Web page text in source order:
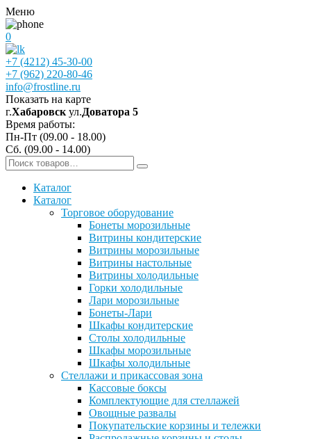
Меню
0
+7 (4212) 45-30-00
+7 (962) 220-80-46
info@frostline.ru
Показать на карте
г.Хабаровск ул.Доватора 5
Время работы:
Пн-Пт (09.00 - 18.00)
Сб. (09.00 - 14.00)
Каталог
Каталог
Торговое оборудование
Бонеты морозильные
Витрины кондитерские
Витрины морозильные
Витрины настольные
Витрины холодильные
Горки холодильные
Лари морозильные
Бонеты-Лари
Шкафы кондитерские
Столы холодильные
Шкафы морозильные
Шкафы холодильные
Стеллажи и прикассовая зона
Кассовые боксы
Комплектующие для стеллажей
Овощные развалы
Покупательские корзины и тележки